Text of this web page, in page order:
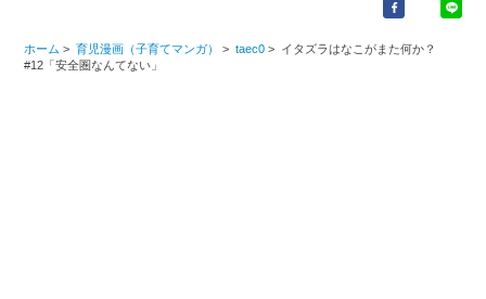
ホーム > 育児漫画（子育てマンガ） > taec0 > イタズラはなこがまた何か？
#12「安全圏なんてない」